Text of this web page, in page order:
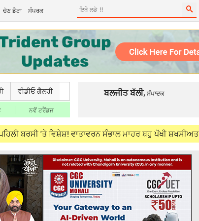
ਚੋਣ ਡੈਟਾ ਸੰਪਰਕ
ਵੀਡੀਓ ਗੈਲਰੀ
ਨਵੇਂ ਟਰੈਂਡਜ
ਬਲਜੀਤ ਬੱਲੀ, ਸੰਪਾਦਕ
'ਤੇ ਵਿਸ਼ੇਸ਼! ਵਾਤਾਵਰਨ ਸੰਭਾਲ ਮਾਹਰ ਬਹੁ ਪੱਖੀ ਸ਼ਖਸੀਅਤ ਜਸਜੀਤ